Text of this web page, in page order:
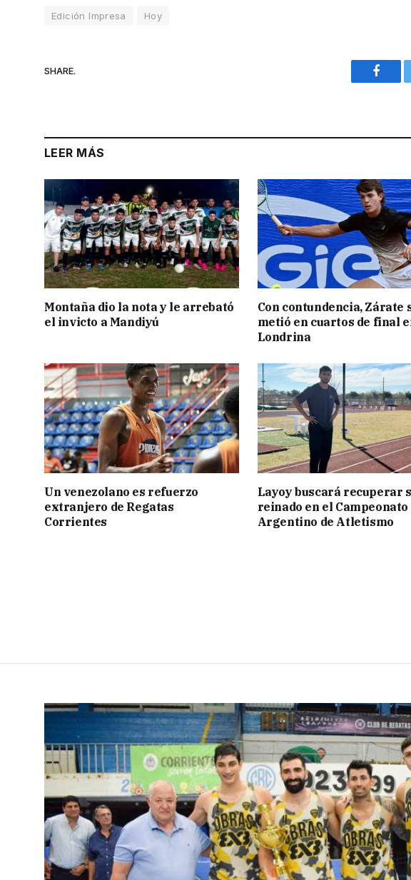
Edición Impresa Hoy
SHARE.
LEER MÁS
Montaña dio la nota y le arrebató
el invicto a Mandiyú
Con contundencia, Zárate
metió en cuartos de final
Londrina
Un venezolano es refuerzo
extranjero de Regatas
Corrientes
Layoy buscará recuperar
reinado en el Campeonato
Argentino de Atletismo